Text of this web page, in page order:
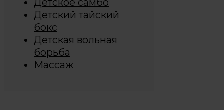
Детский тайский
бокс
Детская вольная
борьба
Массаж